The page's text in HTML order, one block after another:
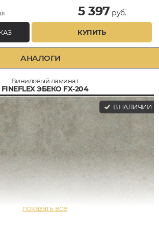
5 397 руб.
КУПИТЬ
АНАЛОГИ
Виниловый ламинат
FINEFLEX ЭБЕКО FX-204
В НАЛИЧИИ